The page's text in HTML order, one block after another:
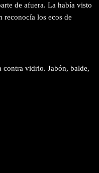
de afuera. La había visto
reconocía los ecos de
contra vidrio. Jabón, balde,